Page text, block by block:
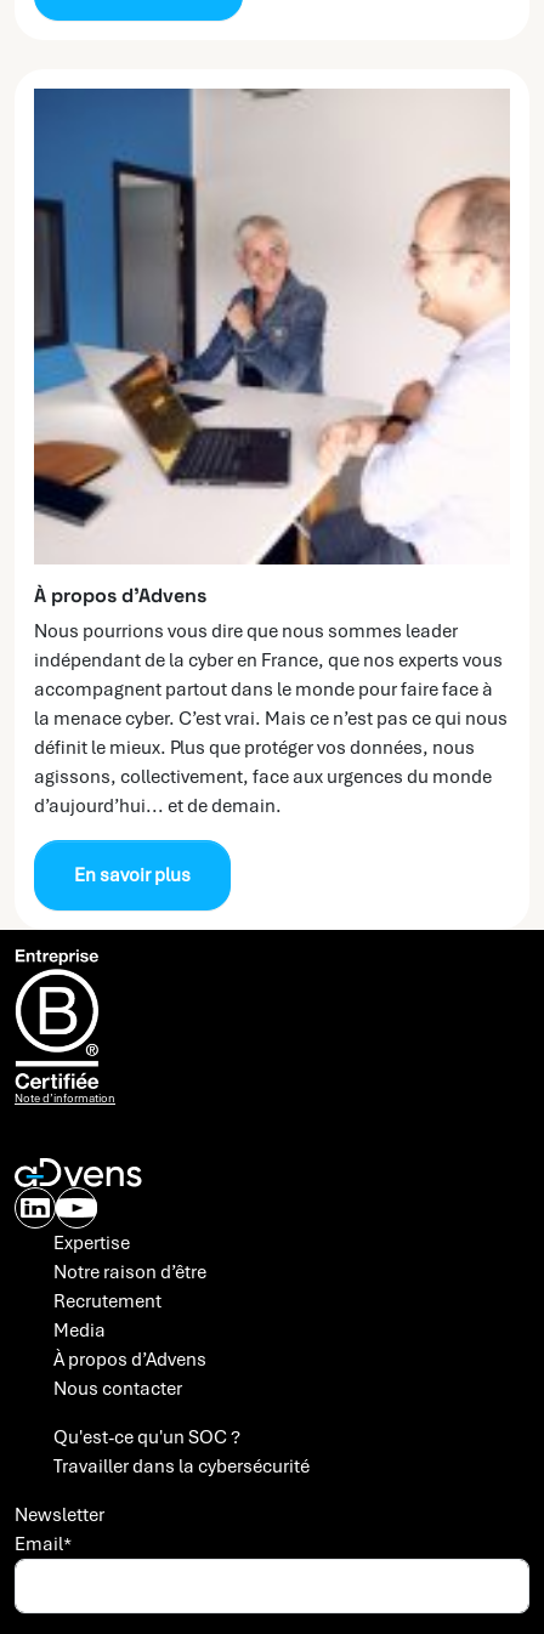
A propos des cookies
Avec votre accord, Advens utilise des cookies ou technologies
légitimes, pour optimiser les campagnes publicitaires que nous
menons sur des sites tiers (comme Facebook et Linkedin), mais
également pour suivre nos audiences (Matomo).
À propos d’Advens
Nous pourrions vous dire que nous sommes leader
indépendant de la cyber en France, que nos experts vous
accompagnent partout dans le monde pour faire face à
la menace cyber. C’est vrai. Mais ce n’est pas ce qui nous
définit le mieux. Plus que protéger vos données, nous
agissons, collectivement, face aux urgences du monde
d’aujourd’hui... et de demain.
En savoir plus
Note d’information
Expertise
Notre raison d’être
Recrutement
Media
À propos d’Advens
Nous contacter
Qu'est-ce qu'un SOC ?
Travailler dans la cybersécurité
Newsletter
Email*